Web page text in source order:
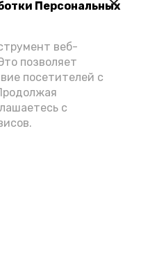
Персональных
веб-
позволяет
посетителей с
с